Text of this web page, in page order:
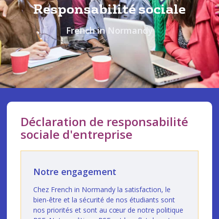
Responsabilité sociale
French in Normandy
Déclaration de responsabilité
sociale d'entreprise
Notre engagement
Chez French in Normandy la satisfaction, le
bien-être et la sécurité de nos étudiants sont
nos priorités et sont au cœur de notre politique